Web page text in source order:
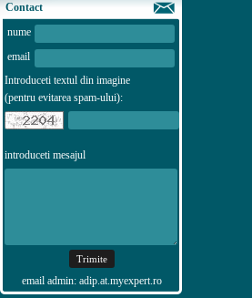
Contact
nume
email
Introduceti textul din imagine
(pentru evitarea spam-ului):
introduceti mesajul
email admin: adip.at.myexpert.ro